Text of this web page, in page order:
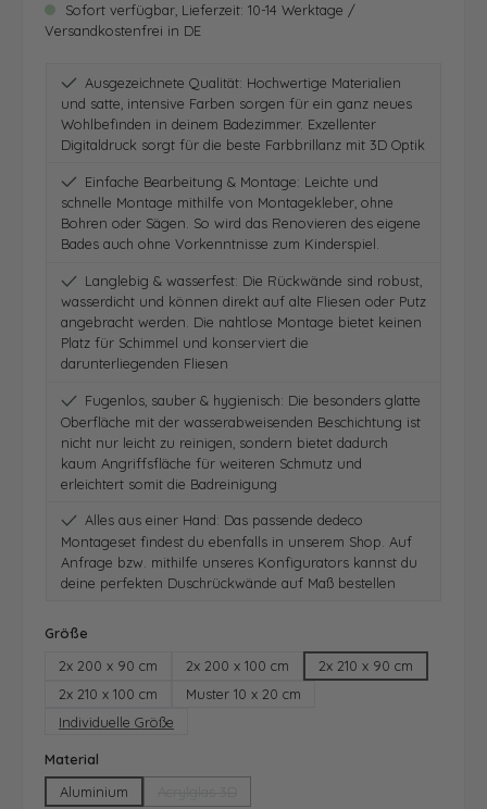
Sofort verfügbar, Lieferzeit: 10-14 Werktage /
Versandkostenfrei in DE
Ausgezeichnete Qualität: Hochwertige Materialien
und satte, intensive Farben sorgen für ein ganz neues
Wohlbefinden in deinem Badezimmer. Exzellenter
Digitaldruck sorgt für die beste Farbbrillanz mit 3D Optik
Einfache Bearbeitung & Montage: Leichte und
schnelle Montage mithilfe von Montagekleber, ohne
Bohren oder Sägen. So wird das Renovieren des eigene
Bades auch ohne Vorkenntnisse zum Kinderspiel.
Langlebig & wasserfest: Die Rückwände sind robust,
wasserdicht und können direkt auf alte Fliesen oder Putz
angebracht werden. Die nahtlose Montage bietet keinen
Platz für Schimmel und konserviert die
darunterliegenden Fliesen
Fugenlos, sauber & hygienisch: Die besonders glatte
Oberfläche mit der wasserabweisenden Beschichtung ist
nicht nur leicht zu reinigen, sondern bietet dadurch
kaum Angriffsfläche für weiteren Schmutz und
erleichtert somit die Badreinigung
Alles aus einer Hand: Das passende dedeco
Montageset findest du ebenfalls in unserem Shop. Auf
Anfrage bzw. mithilfe unseres Konfigurators kannst du
deine perfekten Duschrückwände auf Maß bestellen
Größe
2x 200 x 90 cm
2x 200 x 100 cm
2x 210 x 90 cm
2x 210 x 100 cm
Muster 10 x 20 cm
Individuelle Größe
Material
Aluminium